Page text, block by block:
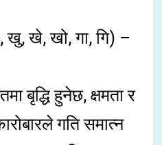
खु, खे, खो, गा, गि) –
बृद्धि हुनेछ, क्षमता र
गति समात्न